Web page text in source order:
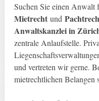
Suchen Sie einen Anwalt
Mietrechtund
Anwaltskanzlei in
zentrale Anlaufstelle.
und vertreten wir gerne.
mietrechtlichen Belangen